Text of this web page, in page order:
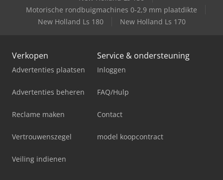
Motorische rondbuigmachines 0-2,9 mm plaatdikte
New Holland Ls 180
New Holland Ls 170
Verkopen
Advertenties plaatsen
Advertenties beheren
Reclame maken
Vertrouwenszegel
Veiling indienen
Service & ondersteuning
Inloggen
FAQ/Hulp
Contact
model koopcontract